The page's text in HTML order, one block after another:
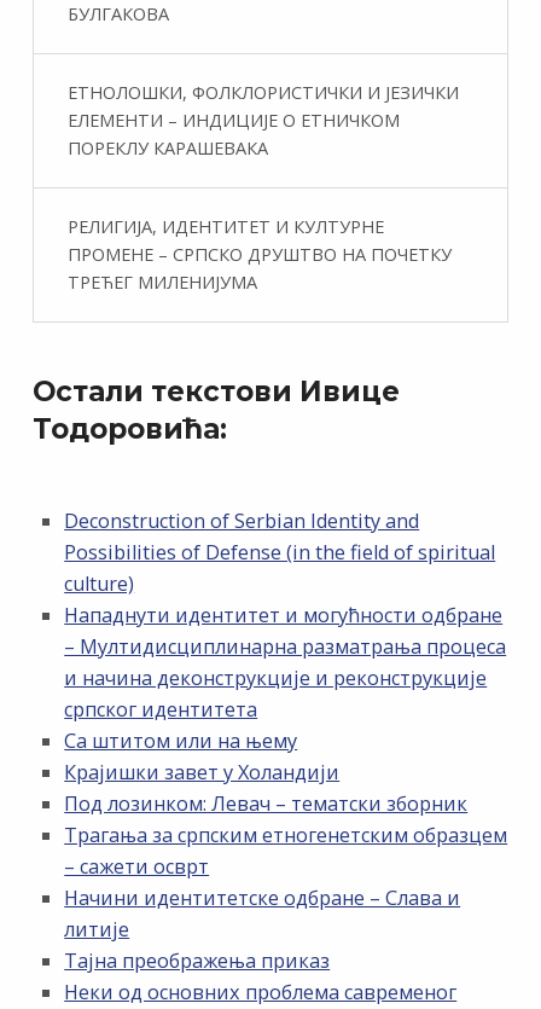
БУЛГАКОВА
ЕТНОЛОШКИ, ФОЛКЛОРИСТИЧКИ И ЈЕЗИЧКИ
ЕЛЕМЕНТИ – ИНДИЦИЈЕ О ЕТНИЧКОМ
ПОРЕКЛУ КАРАШЕВАКА
РЕЛИГИЈА, ИДЕНТИТЕТ И КУЛТУРНЕ
ПРОМЕНЕ – СРПСКО ДРУШТВО НА ПОЧЕТКУ
ТРЕЋЕГ МИЛЕНИЈУМА
Остали текстови Ивице
Тодоровића:
Deconstruction of Serbian Identity and
Possibilities of Defense (in the field of spiritual
culture)
Нападнути идентитет и могућности одбране
– Мултидисциплинарна разматрања процеса
и начина деконструкције и реконструкције
српског идентитета
Са штитом или на њему
Крајишки завет у Холандији
Под лозинком: Левач – тематски зборник
Трагања за српским етногенетским образцем
– сажети осврт
Начини идентитетске одбране – Слава и
литије
Тајна преображења приказ
Неки од основних проблема савременог